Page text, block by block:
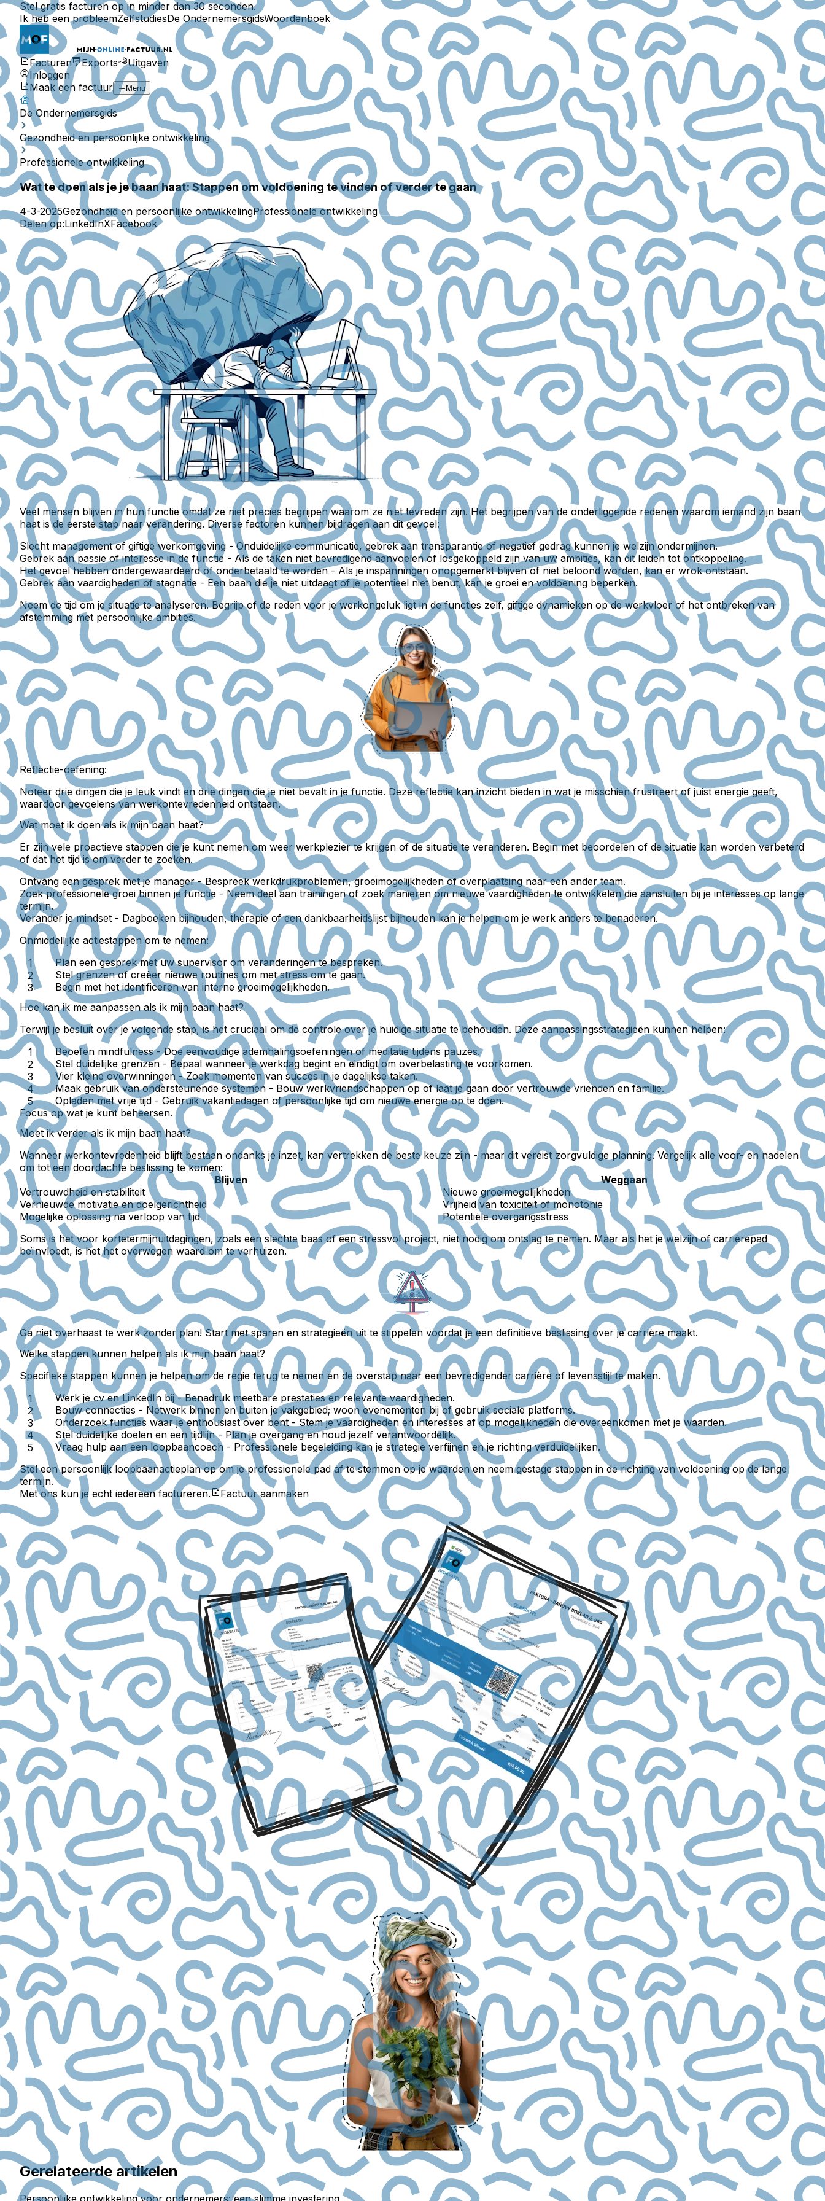
Stel gratis facturen op in minder dan 30 seconden.
Ik heb een probleemZelfstudiesDe OndernemersgidsWoordenboek
Facturen Exports
Uitgaven
Inloggen
Maak een factuur
Menu
De Ondernemersgids
Gezondheid en persoonlijke ontwikkeling
Professionele ontwikkeling
Wat te doen als je je baan haat: Stappen om voldoening te vinden of verder te gaan
4-3-2025Gezondheid en persoonlijke ontwikkelingProfessionele ontwikkeling
Delen op:LinkedInXFacebook
Veel mensen blijven in hun functie omdat ze niet precies begrijpen waarom ze niet tevreden zijn. Het begrijpen van de onderliggende redenen waarom iemand zijn baan
haat is de eerste stap naar verandering. Diverse factoren kunnen bijdragen aan dit gevoel:
Slecht management of giftige werkomgeving - Onduidelijke communicatie, gebrek aan transparantie of negatief gedrag kunnen je welzijn ondermijnen.
Gebrek aan passie of interesse in de functie - Als de taken niet bevredigend aanvoelen of losgekoppeld zijn van uw ambities, kan dit leiden tot ontkoppeling.
Het gevoel hebben ondergewaardeerd of onderbetaald te worden- Als je inspanningen onopgemerkt blijven of niet beloond worden, kan er wrok ontstaan.
Gebrek aan vaardigheden of stagnatie - Een baan die je niet uitdaagt of je potentieel niet benut, kan je groei en voldoening beperken.
Neem de tijd om je situatie te analyseren. Begrijp of de reden voor je werkongeluk ligt in de functies zelf, giftige dynamieken op de werkvloer of het ontbreken van
afstemming met persoonlijke ambities.
Reflectie-oefening:
Noteer drie dingen die je leuk vindt en drie dingen die je niet bevalt in je functie. Deze reflectie kan inzicht bieden in wat je misschien frustreert of juist energie geeft,
waardoor gevoelens van werkontevredenheid ontstaan.
Wat moet ik doen als ik mijn baan haat?
Er zijn vele proactieve stappen die je kunt nemen om weer werkplezier te krijgen of de situatie te veranderen. Begin met beoordelen of de situatie kan worden verbeterd
of dat het tijd is om verder te zoeken.
Ontvang een gesprek met je manager- Bespreek werkdrukproblemen, groeimogelijkheden of overplaatsing naar een ander team.
Zoek professionele groei binnen je functie - Neem deel aan trainingen of zoek manieren om nieuwe vaardigheden te ontwikkelen die aansluiten bij je interesses op lange
termijn.
Verander je mindset - Dagboeken bijhouden, therapie of een dankbaarheidslijst bijhouden kan je helpen om je werk anders te benaderen.
Onmiddellijke actiestappen om te nemen:
Plan een gesprek met uw supervisor om veranderingen te bespreken.
Stel grenzen of creëer nieuwe routines om met stress om te gaan.
Begin met het identificeren van interne groeimogelijkheden.
Hoe kan ik me aanpassen als ik mijn baan haat?
Terwijl je besluit over je volgende stap, is het cruciaal om de controle over je huidige situatie te behouden. Deze aanpassingsstrategieën kunnen helpen:
Beoefen mindfulness- Doe eenvoudige ademhalingsoefeningen of meditatie tijdens pauzes.
Stel duidelijke grenzen - Bepaal wanneer je werkdag begint en eindigt om overbelasting te voorkomen.
Vier kleine overwinningen- Zoek momenten van succes in je dagelijkse taken.
Maak gebruik van ondersteunende systemen - Bouw werkvriendschappen op of laat je gaan door vertrouwde vrienden en familie.
Opladen met vrije tijd - Gebruik vakantiedagen of persoonlijke tijd om nieuwe energie op te doen.
Focus op wat je kunt beheersen.
Moet ik verder als ik mijn baan haat?
Wanneer werkontevredenheid blijft bestaan ondanks je inzet, kan vertrekken de beste keuze zijn - maar dit vereist zorgvuldige planning. Vergelijk alle voor- en nadelen
om tot een doordachte beslissing te komen:
Blijven
Weggaan
Vertrouwdheid en stabiliteit
Nieuwe groeimogelijkheden
Vernieuwde motivatie en doelgerichtheid
Vrijheid van toxiciteit of monotonie
Mogelijke oplossing na verloop van tijd
Potentiële overgangsstress
Soms is het voor kortetermijnuitdagingen, zoals een slechte baas of een stressvol project, niet nodig om ontslag te nemen. Maar als het je welzijn of carrièrepad
beïnvloedt, is het het overwegen waard om te verhuizen.
Ga niet overhaast te werk zonder plan! Start met sparen en strategieën uit te stippelen voordat je een definitieve beslissing over je carrière maakt.
Welke stappen kunnen helpen als ik mijn baan haat?
Specifieke stappen kunnen je helpen om de regie terug te nemen en de overstap naar een bevredigender carrière of levensstijl te maken.
Werk je cv en LinkedIn bij- Benadruk meetbare prestaties en relevante vaardigheden.
Bouw connecties - Netwerk binnen en buiten je vakgebied; woon evenementen bij of gebruik sociale platforms.
Onderzoek functies waar je enthousiast over bent - Stem je vaardigheden en interesses af op mogelijkheden die overeenkomen met je waarden.
Stel duidelijke doelen en een tijdlijn- Plan je overgang en houd jezelf verantwoordelijk.
Vraag hulp aan een loopbaancoach - Professionele begeleiding kan je strategie verfijnen en je richting verduidelijken.
Stel een persoonlijk loopbaanactieplan op om je professionele pad af te stemmen op je waarden en neem gestage stappen in de richting van voldoening op de lange
termijn.
Met ons kun je echt iedereen factureren.
Factuur aanmaken
Gerelateerde artikelen